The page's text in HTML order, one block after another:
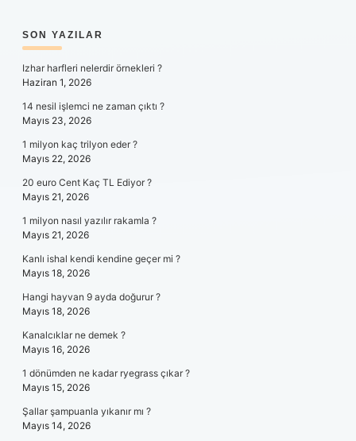
SIDEBAR
SON YAZILAR
Izhar harfleri nelerdir örnekleri ?
Haziran 1, 2026
14 nesil işlemci ne zaman çıktı ?
Mayıs 23, 2026
1 milyon kaç trilyon eder ?
Mayıs 22, 2026
20 euro Cent Kaç TL Ediyor ?
Mayıs 21, 2026
1 milyon nasıl yazılır rakamla ?
Mayıs 21, 2026
Kanlı ishal kendi kendine geçer mi ?
Mayıs 18, 2026
Hangi hayvan 9 ayda doğurur ?
Mayıs 18, 2026
Kanalcıklar ne demek ?
Mayıs 16, 2026
1 dönümden ne kadar ryegrass çıkar ?
Mayıs 15, 2026
Şallar şampuanla yıkanır mı ?
Mayıs 14, 2026